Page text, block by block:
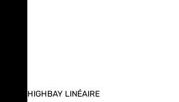
HIGHBAY LINÉAIRE